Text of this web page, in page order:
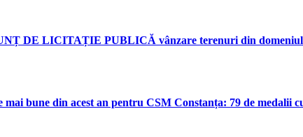
DE LICITAȚIE PUBLICĂ vânzare terenuri din
bune din acest an pentru CSM Constanța: 79 de medalii